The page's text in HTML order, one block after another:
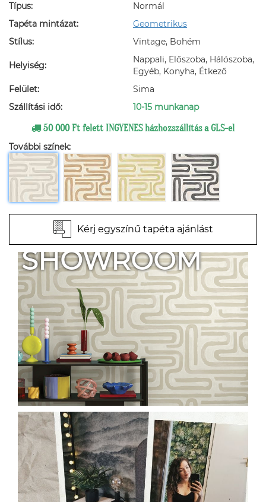
Típus:
Normál
Tapéta mintázat:
Geometrikus
Stílus:
Vintage, Bohém
Helyiség:
Nappali, Előszoba, Hálószoba,
Egyéb, Konyha, Étkező
Felület:
Sima
Szállítási idő:
10-15 munkanap
50 000 Ft felett INGYENES házhozszállítás a GLS-el
További színek:
Kérj egyszínű tapéta ajánlást
SHOWROOM